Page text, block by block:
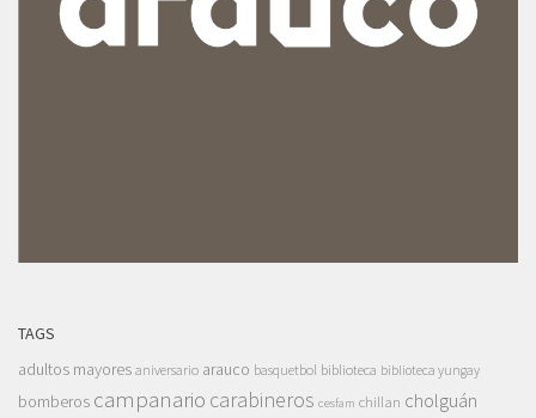
TAGS
adultos mayores aniversario arauco basquetbol biblioteca biblioteca yungay
bomberos campanario carabineros cesfam chillan cholguán